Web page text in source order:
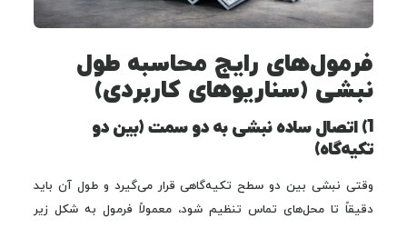
فرمول‌های رایج محاسبه طول
نبشی (سناریوهای کاربردی)
1) اتصال ساده نبشی به دو سمت (بین دو
تکیه‌گاه)
وقتی نبشی بین دو سطح تکیه‌گاهی قرار می‌گیرد و طول آن باید
دقیقاً تا محل‌های تماس تنظیم شود، معمولاً فرمول به شکل زیر